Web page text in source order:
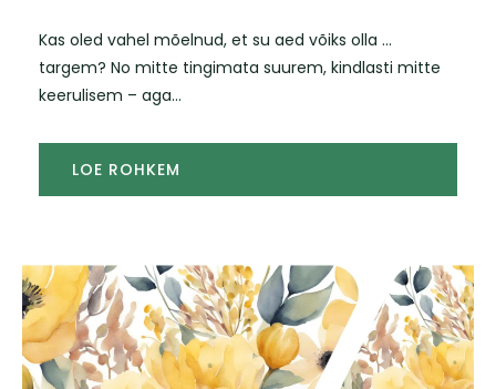
Kas oled vahel mõelnud, et su aed võiks olla …
targem? No mitte tingimata suurem, kindlasti mitte
keerulisem – aga...
LOE ROHKEM